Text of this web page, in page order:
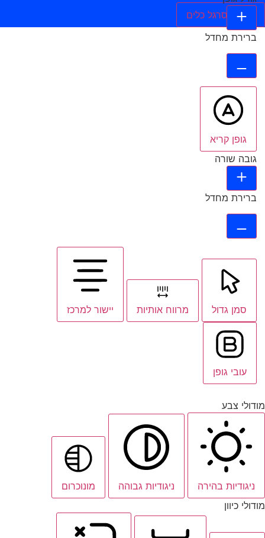
הסתר סרגל כלים
ברירת מחדל
גופן קריא
גובה שורה
ברירת מחדל
סמן גדול מרווח אותיות יישור למרכז
עובי גופן
מודולי צבע
ניגודיות בהירה ניגודיות גבוהה
מונוכרום
מודולי כיוון